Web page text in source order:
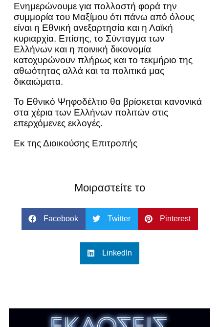
Ενημερώνουμε για πολλοστή φορά την
συμμορία του Μαξίμου ότι πάνω από όλους
είναι η Εθνική ανεξαρτησία και η Λαϊκή
κυριαρχία. Επίσης, το Σύνταγμα των
Ελλήνων και η ποινική δικονομία
κατοχυρώνουν πλήρως και το τεκμήριο της
αθωότητας αλλά και τα πολιτικά μας
δικαιώματα.
Το Εθνικό Ψηφοδέλτιο θα βρίσκεται κανονικά
στα χέρια των Ελλήνων πολιτών στις
επερχόμενες εκλογές.
Εκ της Διοικούσης Επιτροπής
Μοιραστείτε το
Facebook Twitter Pinterest
LinkedIn